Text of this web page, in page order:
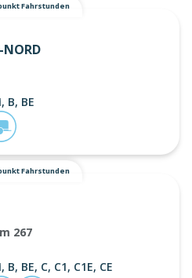
Fahrstunden
NORD
B, BE
Fahrstunden
267
BE, C, C1, C1E, CE